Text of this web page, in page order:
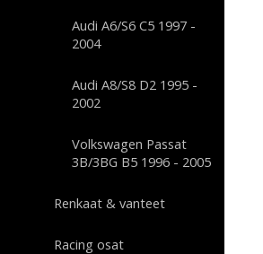
Audi A6/S6 C5 1997 -
2004
Audi A8/S8 D2 1995 -
2002
Volkswagen Passat
3B/3BG B5 1996 - 2005
Renkaat & vanteet
Racing osat